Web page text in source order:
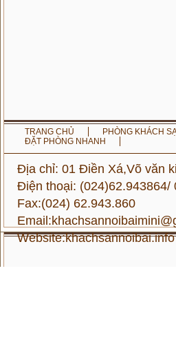
TRANG CHỦ PHÒNG KHÁCH
ĐẶT PHÒNG NHANH
Địa chỉ: 01 Điền Xá,Võ văn
Điện thoại: (024)62.943864/
Fax:(024) 62.943.860
Website:khachsannoibai.info